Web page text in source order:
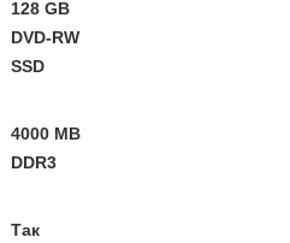
128 GB
DVD-RW
SSD
4000 MB
DDR3
Так